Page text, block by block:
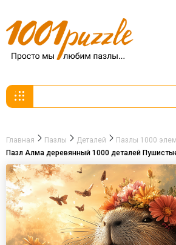
Главная Пазлы Деталей
Пазлы 1000
Пазл Алма деревянный 1000 деталей